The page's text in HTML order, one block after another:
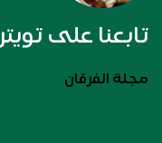
تابعنا على تويتر
مجلة الفرقان